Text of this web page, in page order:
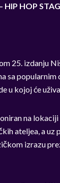
HIP HOP
25. izdanju
sa
u kojoj će
na
ateljea, a uz
izrazu